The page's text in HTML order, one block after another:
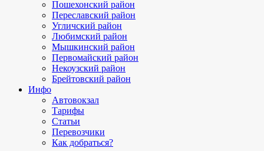
Пошехонский район
Переславский район
Угличский район
Любимский район
Мышкинский район
Первомайский район
Некоузский район
Брейтовский район
Инфо
Автовокзал
Тарифы
Статьи
Перевозчики
Как добраться?